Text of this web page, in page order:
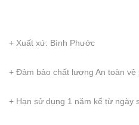
+ Xuất xứ: Bình Phước
+ Đảm bảo chất lượng An toàn vệ
+ Hạn sử dụng 1 năm kể từ ngày